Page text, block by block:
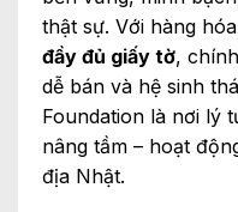
thật sự. Với hàng
đầy đủ giấy tờ,
dễ bán và hệ sinh
Foundation là nơi lý
nâng tầm – hoạt
địa Nhật.